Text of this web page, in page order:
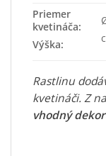
Priemer
kvetináča:
Výška:
Rastlinu
kvetináči. Z
vhodný